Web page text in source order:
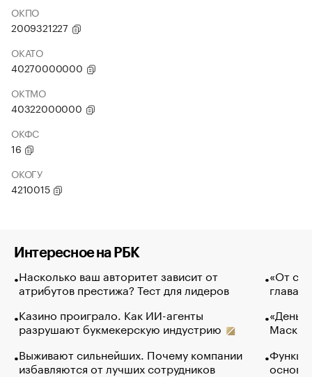
ОКПО
2009321227
ОКАТО
40270000000
ОКТМО
40322000000
ОКФС
16
ОКОГУ
4210015
Интересное на РБК
Насколько ваш авторитет зависит от
атрибутов престижа? Тест для лидеров
Казино проиграло. Как ИИ-агенты
разрушают букмекерскую индустрию
Выживают сильнейших. Почему компании
избавляются от лучших сотрудников
«От
глава
Маск в
основ